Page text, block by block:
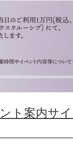
ト案内サ